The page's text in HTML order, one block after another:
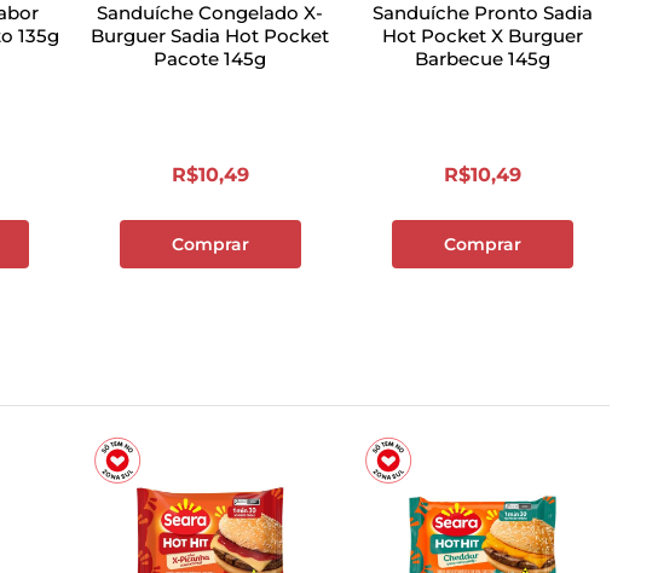
135g
Sanduíche Congelado X-
Burguer Sadia Hot Pocket
Pacote 145g
R$10,49
Comprar
Sanduíche Pronto Sadia
Hot Pocket X Burguer
Barbecue 145g
R$10,49
Comprar